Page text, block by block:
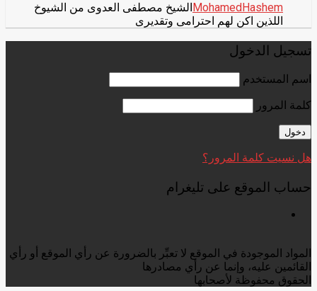
MohamedHashem الشيخ مصطفى العدوى من الشيوخ
اللذين اكن لهم احترامى وتقديرى
تسجيل الدخول
اسم المستخدم
كلمة المرور
هل نسيت كلمة المرور؟
حساب الموقع على تليغرام
المواد الموجودة في الموقع لا تعبِّر بالضرورة عن رأي الموقع أو رأي
القائمين عليه، وإنما عن رأي مصادرها
الحقوق محفوظة لأصحابها